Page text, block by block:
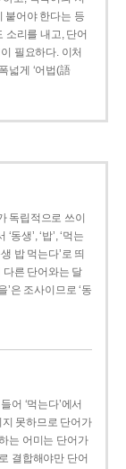
붙어야 한다는 등
소리를 내고, 단어
필요하다. 이처
넓게 ‘어법(語
독립적으로 쓰이
생’, ‘밥’, ‘먹는
밥 먹는다’로 띄
다른 단어와는 달
’은 조사이므로 ‘동
어 ‘먹는다’에서
지 못하므로 단어가
는 어미는 단어가
결합해야만 단어